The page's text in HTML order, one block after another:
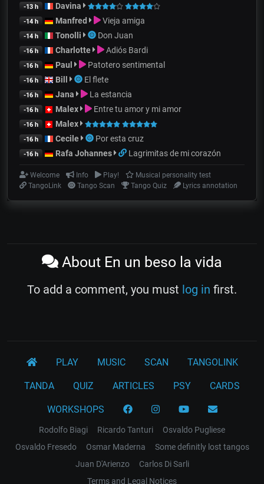
-13 h Davina
-14 h Manfred Vieja amiga
-14 h Tonolli Don Juan
-16 h Charlotte Adiós Bardi
-16 h Paul Patotero sentimental
-16 h Bill El flete
-16 h Jana La estancia
-16 h Malex Entre tu amor y mi amor
-16 h Malex
-16 h Cecile Por esta cruz
-16 h Rafa Johannes Lagrimitas de mi corazón
Welcome Info Play!
Musical personality test
TangoLink
Tango Scan Tango Quiz Lyrics annotation
About En un beso la vida
To add a comment, you must log in first.
PLAY MUSIC SCAN TANGOLINK
TANDA QUIZ ARTICLES PSY CARDS
WORKSHOPS
Rodolfo Biagi Ricardo Tanturi
Osvaldo Pugliese
Osvaldo Fresedo
Osmar Maderna
Some definitly lost tangos
Juan D'Arienzo
Carlos Di Sarli
Terms and Legal Notices